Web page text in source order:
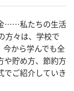
……私たちの生活
方々は、学校で
今から学んでも全
貯め方、節約方
でご紹介していき